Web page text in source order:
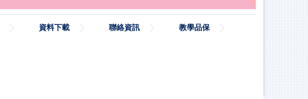
資料下載 聯絡資訊 教學品保